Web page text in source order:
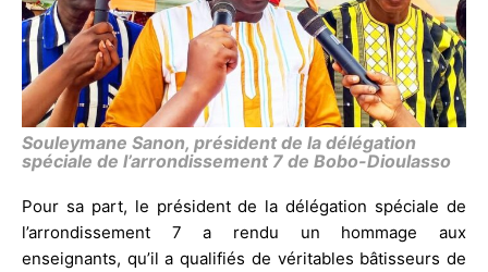
Souleymane Sanon, président de la délégation
spéciale de l’arrondissement 7 de Bobo-Dioulasso
Pour sa part, le président de la délégation spéciale de
l’arrondissement 7 a rendu un hommage aux
enseignants, qu’il a qualifiés de véritables bâtisseurs de